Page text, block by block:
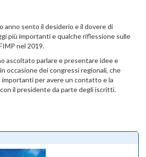
anno sento il desiderio e il dovere di
più importanti e qualche riflessione sulle
nel 2019.
ascoltato parlare e presentare idee e
occasione dei congressi regionali, che
per avere un contatto e la
il presidente da parte degli iscritti.